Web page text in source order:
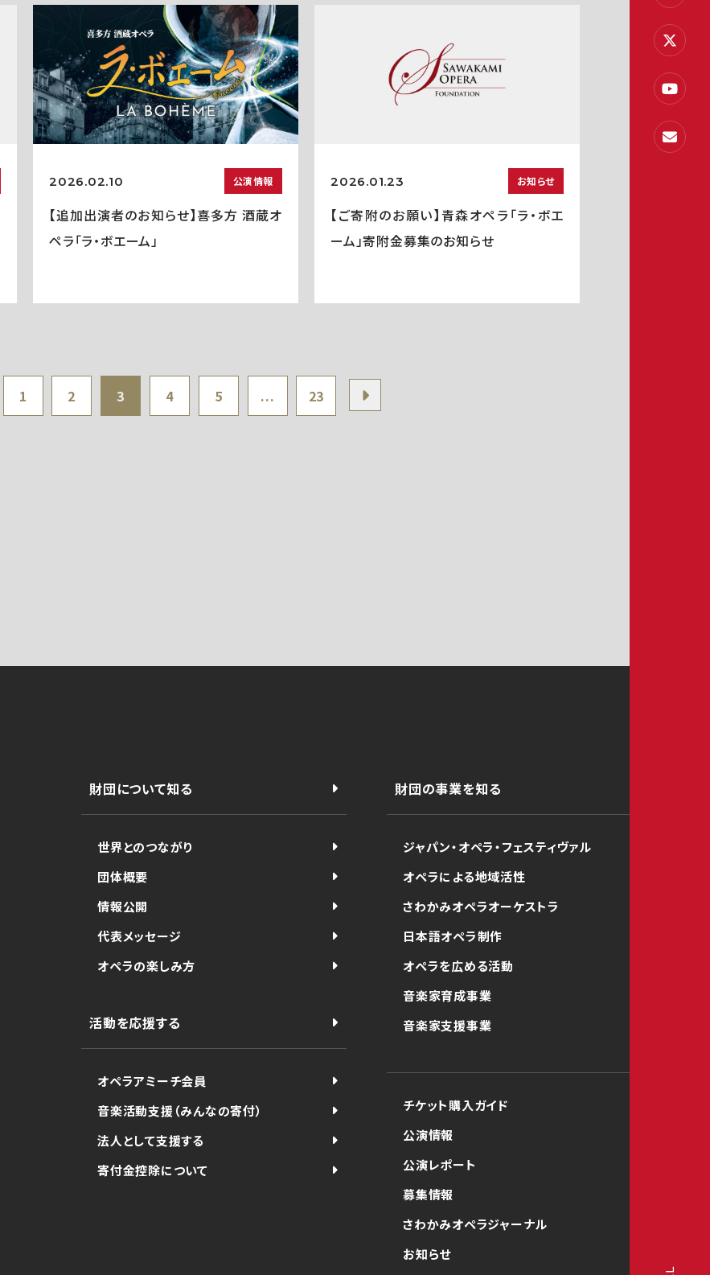
2026.02.10 公演情報
【追加出演者のお知らせ】喜多方 酒蔵オ
ペラ「ラ・ボエーム」
2026.01.23 お知らせ
【ご寄附のお願い】青森オペラ「ラ・ボエ
ーム」寄附金募集のお知らせ
1 2 3 4 5 ... 23
財団について知る
世界とのつながり
団体概要
情報公開
代表メッセージ
オペラの楽しみ方
活動を応援する
オペラアミーチ会員
音楽活動支援（みんなの寄付）
法人として支援する
寄付金控除について
財団の事業を知る
ジャパン・オペラ・フェスティヴァル
オペラによる地域活性
さわかみオペラオーケストラ
日本語オペラ制作
オペラを広める活動
音楽家育成事業
音楽家支援事業
チケット購入ガイド
公演情報
公演レポート
募集情報
さわかみオペラジャーナル
お知らせ